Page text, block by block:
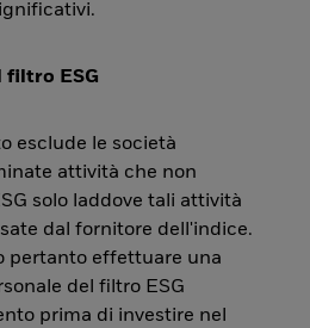
filtro ESG
esclude le società
attività che non
solo laddove tali attività
dal fornitore dell'indice.
pertanto effettuare una
del filtro ESG
prima di investire nel